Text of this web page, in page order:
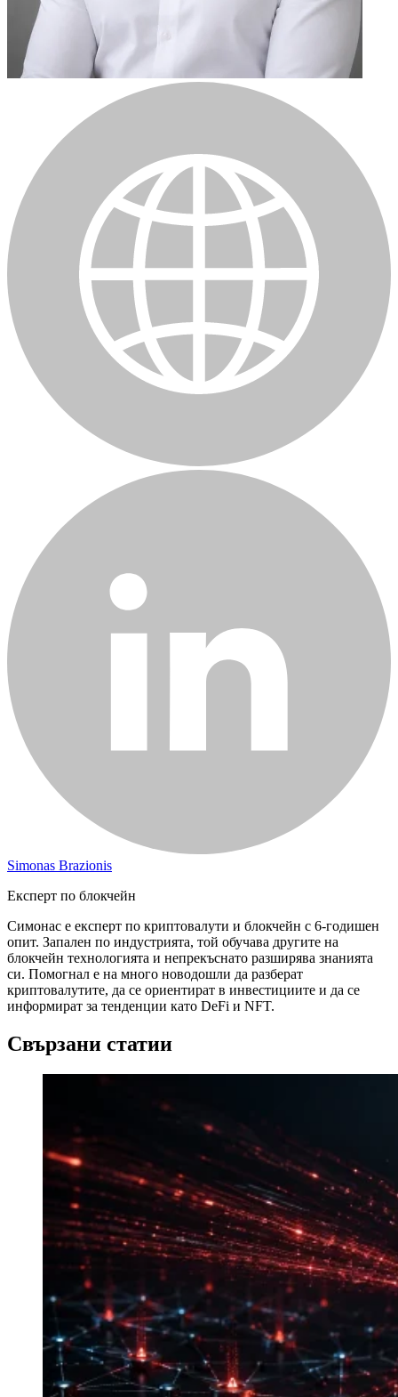
Simonas Brazionis
Експерт по блокчейн
Симонас е експерт по криптовалути и блокчейн с 6-годишен
опит. Запален по индустрията, той обучава другите на
блокчейн технологията и непрекъснато разширява знанията
си. Помогнал е на много новодошли да разберат
криптовалутите, да се ориентират в инвестициите и да се
информират за тенденции като DeFi и NFT.
Свързани статии